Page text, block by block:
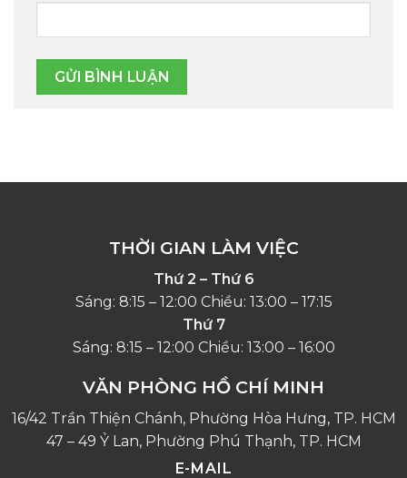
THỜI GIAN LÀM VIỆC
Thứ 2 – Thứ 6
Sáng: 8:15 – 12:00 Chiều: 13:00 – 17:15
Thứ 7
Sáng: 8:15 – 12:00 Chiều: 13:00 – 16:00
VĂN PHÒNG HỒ CHÍ MINH
16/42 Trần Thiện Chánh, Phường Hòa Hưng, TP. HCM
47 – 49 Ỷ Lan, Phường Phú Thạnh, TP. HCM
E-MAIL